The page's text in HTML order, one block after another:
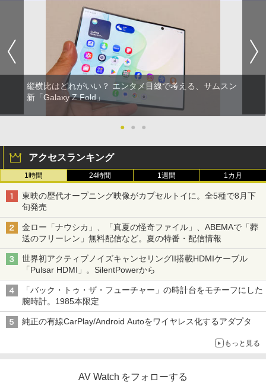
縦横比はどれがいい？ エンタメ目線で考える、サムスン
新「Galaxy Z Fold」
● ● ●
アクセスランキング
1時間 24時間 1週間 1カ月
東映の歴代オープニング映像がカプセルトイに。全5種で8月下
旬発売
金ロー「ナウシカ」、「真夏の怪奇ファイル」、ABEMAで「葬
送のフリーレン」無料配信など。夏の特番・配信情報
世界初アクティブノイズキャンセリングII搭載HDMIケーブル
「Pulsar HDMI」。SilentPowerから
「バック・トゥ・ザ・フューチャー」の時計台をモチーフにした
腕時計。1985本限定
純正の有線CarPlay/Android Autoをワイヤレス化するアダプタ
もっと見る
AV Watch をフォローする